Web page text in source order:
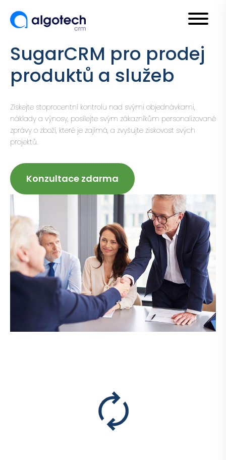
SugarCRM pro prodej
produktů a služeb
Získejte stoprocentní kontrolu nad svými objednávkami,
náklady a výnosy, posílejte svým zákazníkům personalizované
zprávy o zboží, které je zajímá, a zvyšujte ziskovost svých
projektů.
Konzultace zdarma